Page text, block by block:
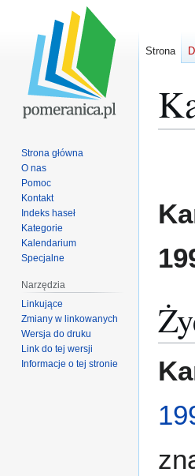
Strona
Strona główna
O nas
Pomoc
Kontakt
Indeks haseł
Kategorie
Kalendarium
Specjalne
Narzędzia
Linkujące
Zmiany w linkowanych
Wersja do druku
Link do tej wersji
Informacje o tej stronie